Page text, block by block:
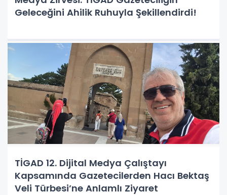
Geleceğini Ahilik Ruhuyla Şekillendirdi!
TİGAD 12. Dijital Medya Çalıştayı
Kapsamında Gazetecilerden Hacı Bektaş
Veli Türbesi’ne Anlamlı Ziyaret